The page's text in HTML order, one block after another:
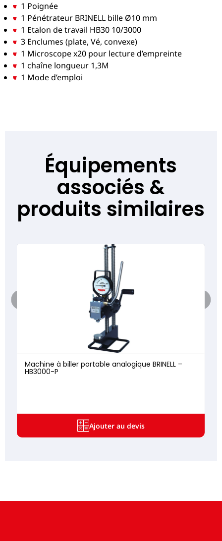
1 Poignée
1 Pénétrateur BRINELL bille Ø10 mm
1 Etalon de travail HB30 10/3000
3 Enclumes (plate, Vé, convexe)
1 Microscope x20 pour lecture d’empreinte
1 chaîne longueur 1,3M
1 Mode d’emploi
Équipements
associés &
produits similaires
Machine à biller portable analogique BRINELL –
HB3000-P
Ajouter au devis